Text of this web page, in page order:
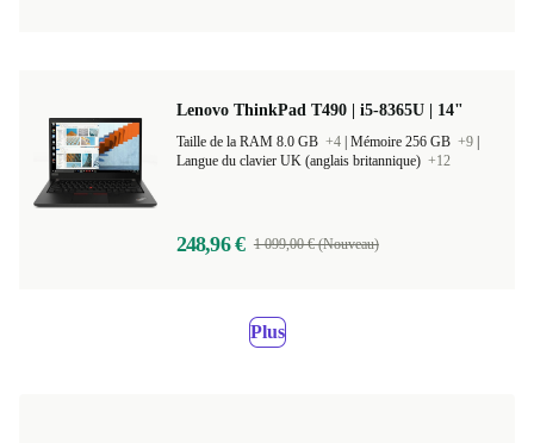
Lenovo ThinkPad T490 | i5-8365U | 14"
Taille de la RAM 8.0 GB +4 Mémoire 256 GB +9
Langue du clavier UK (anglais britannique) +12
248,96 € 1 099,00 € (Nouveau)
Plus